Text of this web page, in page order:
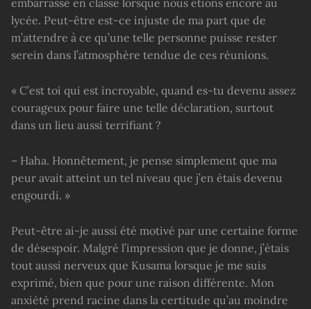
embarrassé en classe lorsque nous étions encore au
lycée. Peut-être est-ce injuste de ma part que de
m’attendre à ce qu’une telle personne puisse rester
serein dans l’atmosphère tendue de ces réunions.
« C’est toi qui est incroyable, quand es-tu devenu assez
courageux pour faire une telle déclaration, surtout
dans un lieu aussi terrifiant ?
– Haha. Honnêtement, je pense simplement que ma
peur avait atteint un tel niveau que j’en étais devenu
engourdi. »
Peut-être ai-je aussi été motivé par une certaine forme
de désespoir. Malgré l’impression que je donne, j’étais
tout aussi nerveux que Kusama lorsque je me suis
exprimé, bien que pour une raison différente. Mon
anxiété prend racine dans la certitude qu’au moindre